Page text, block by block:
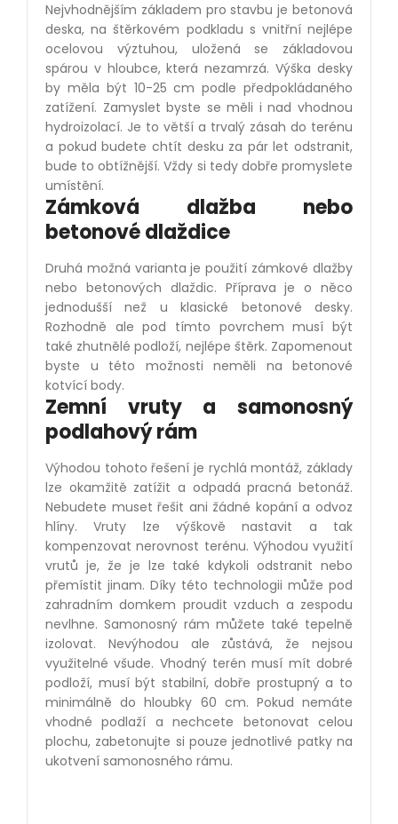
Nejvhodnějším základem pro stavbu je betonová
deska, na štěrkovém podkladu s vnitřní nejlépe
ocelovou výztuhou, uložená se základovou
spárou v hloubce, která nezamrzá. Výška desky
by měla být 10-25 cm podle předpokládaného
zatížení. Zamyslet byste se měli i nad vhodnou
hydroizolací. Je to větší a trvalý zásah do terénu
a pokud budete chtít desku za pár let odstranit,
bude to obtížnější. Vždy si tedy dobře promyslete
umístění.
Zámková dlažba nebo
betonovédlaždice
Druhá možná varianta je použití zámkovédlažby
nebo betonových dlaždic. Příprava je o něco
jednodušší než u klasické betonovédesky.
Rozhodně ale pod tímto povrchem musí být
také zhutnělépodloží, nejlépe štěrk. Zapomenout
byste u této možnosti neměli na betonové
kotvící body.
Zemní vruty a samonosný
podlahový rám
Výhodou tohoto řešení je rychlámontáž, základy
lze okamžitě zatížit a odpadá pracná betonáž.
Nebudete muset řešit ani žádné kopání a odvoz
hlíny. Vruty lze výškově nastavit a tak
kompenzovat nerovnost terénu. Výhodou využití
vrutů je, že je lze takékdykoli odstranit nebo
přemístit jinam. Díky této technologii může pod
zahradním domkem proudit vzduch a zespodu
nevlhne. Samonosný rám můžete také tepelně
izolovat. Nevýhodou ale zůstává, že nejsou
využitelnévšude. Vhodný terén musí mít dobré
podloží, musí být stabilní, dobře prostupnýa to
minimálně do hloubky 60 cm. Pokud nemáte
vhodnépodlaží a nechcete betonovat celou
plochu, zabetonujte si pouze jednotlivé patky na
ukotvení samonosného rámu.